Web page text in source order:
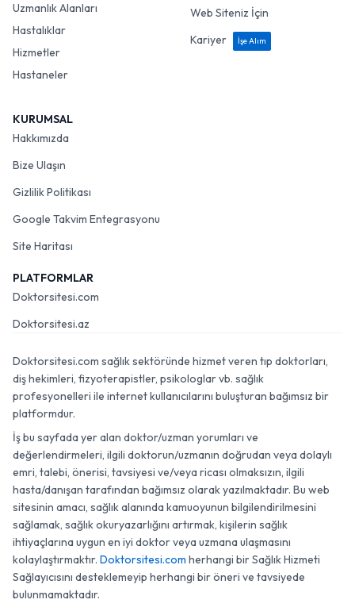
Uzmanlık Alanları
Hastalıklar
Hizmetler
Hastaneler
Web Siteniz İçin
Kariyer
İşe Alım
KURUMSAL
Hakkımızda
Bize Ulaşın
Gizlilik Politikası
Google Takvim Entegrasyonu
Site Haritası
PLATFORMLAR
Doktorsitesi.com
Doktorsitesi.az
Doktorsitesi.com sağlık sektöründe hizmet veren tıp doktorları,
diş hekimleri, fizyoterapistler, psikologlar vb. sağlık
profesyonelleri ile internet kullanıcılarını buluşturan bağımsız bir
platformdur.
İş bu sayfada yer alan doktor/uzman yorumları ve
değerlendirmeleri, ilgili doktorun/uzmanın doğrudan veya dolaylı
emri, talebi, önerisi, tavsiyesi ve/veya ricası olmaksızın, ilgili
hasta/danışan tarafından bağımsız olarak yazılmaktadır. Bu web
sitesinin amacı, sağlık alanında kamuoyunun bilgilendirilmesini
sağlamak, sağlık okuryazarlığını artırmak, kişilerin sağlık
ihtiyaçlarına uygun en iyi doktor veya uzmana ulaşmasını
kolaylaştırmaktır. Doktorsitesi.com herhangi bir Sağlık Hizmeti
Sağlayıcısını desteklemeyip herhangi bir öneri ve tavsiyede
bulunmamaktadır.